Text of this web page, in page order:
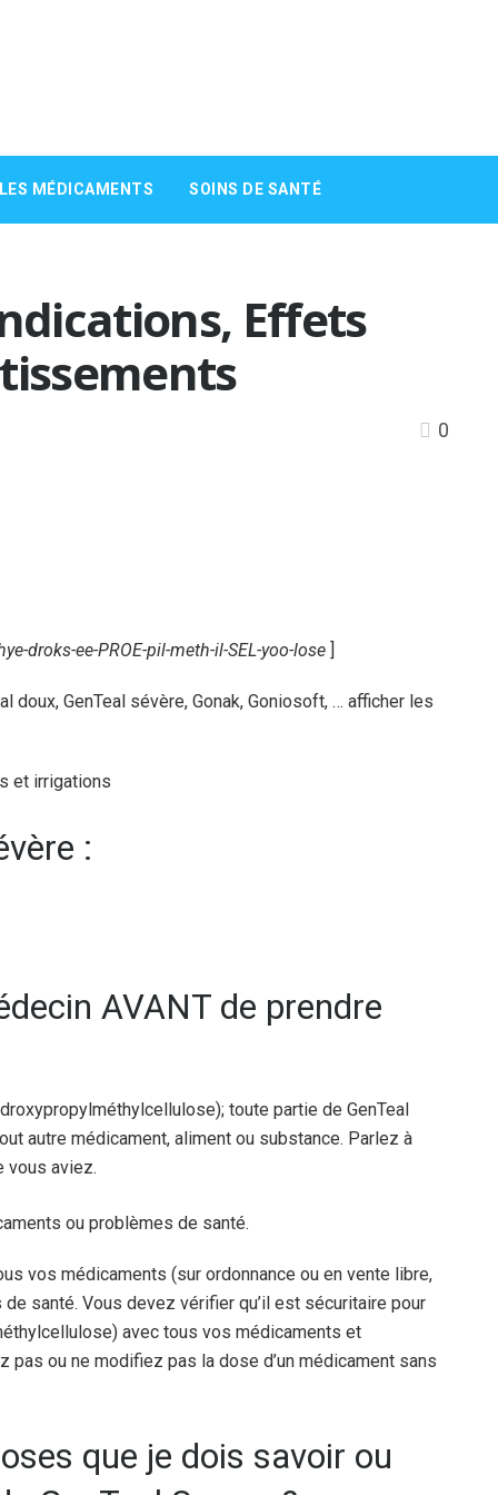
MÉDICAMENTS SOINS DE SANTÉ
Effets
0
droks-ee-PROE-pil-meth-il-SEL-yoo-lose ]
doux, GenTeal sévère, Gonak, Goniosoft, … afficher les
et irrigations
:
AVANT de prendre
toute partie de GenTeal
autre médicament, aliment ou substance. Parlez à
vous aviez.
ou problèmes de santé.
vos médicaments (sur ordonnance ou en vente libre,
santé. Vous devez vérifier qu’il est sécuritaire pour
avec tous vos médicaments et
pas ou ne modifiez pas la dose d’un médicament sans
que je dois savoir ou